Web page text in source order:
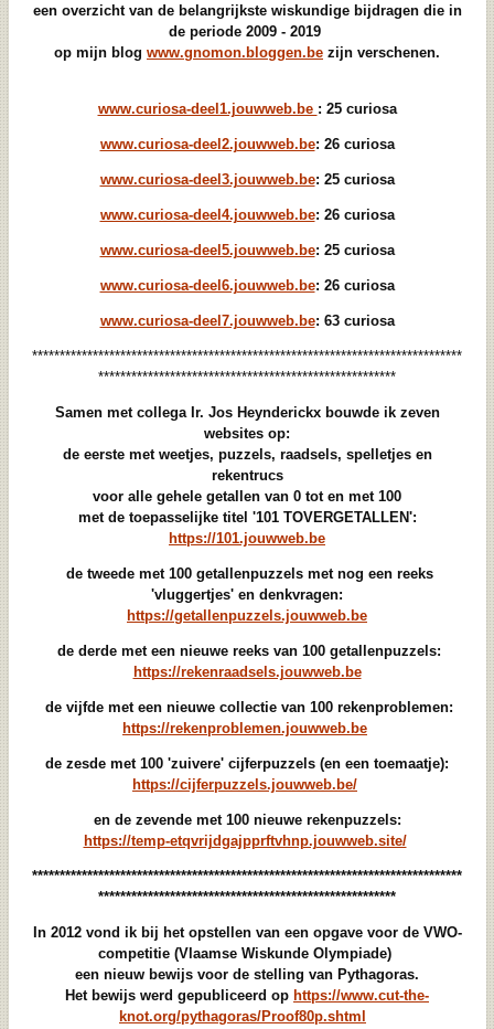
een overzicht van de belangrijkste wiskundige bijdragen die in
de periode 2009 - 2019
op mijn blog www.gnomon.bloggen.be zijn verschenen.
www.curiosa-deel1.jouwweb.be : 25 curiosa
www.curiosa-deel2.jouwweb.be: 26 curiosa
www.curiosa-deel3.jouwweb.be: 25 curiosa
www.curiosa-deel4.jouwweb.be: 26 curiosa
www.curiosa-deel5.jouwweb.be: 25 curiosa
www.curiosa-deel6.jouwweb.be: 26 curiosa
www.curiosa-deel7.jouwweb.be: 63 curiosa
******************************************************************************
******************************************************
Samen met collega Ir. Jos Heynderickx bouwde ik zeven
websites op:
de eerste met weetjes, puzzels, raadsels, spelletjes en
rekentrucs
voor alle gehele getallen van 0 tot en met 100
met de toepasselijke titel '101 TOVERGETALLEN':
https://101.jouwweb.be
de tweede met 100 getallenpuzzels met nog een reeks
'vluggertjes' en denkvragen:
https://getallenpuzzels.jouwweb.be
de derde met een nieuwe reeks van 100 getallenpuzzels:
https://rekenraadsels.jouwweb.be
de vijfde met een nieuwe collectie van 100 rekenproblemen:
https://rekenproblemen.jouwweb.be
de zesde met 100 'zuivere' cijferpuzzels (en een toemaatje):
https://cijferpuzzels.jouwweb.be/
en de zevende met 100 nieuwe rekenpuzzels:
https://temp-etqvrijdgajpprftvhnp.jouwweb.site/
******************************************************************************
******************************************************
In 2012 vond ik bij het opstellen van een opgave voor de VWO-
competitie (Vlaamse Wiskunde Olympiade)
een nieuw bewijs voor de stelling van Pythagoras.
Het bewijs werd gepubliceerd op https://www.cut-the-
knot.org/pythagoras/Proof80p.shtml